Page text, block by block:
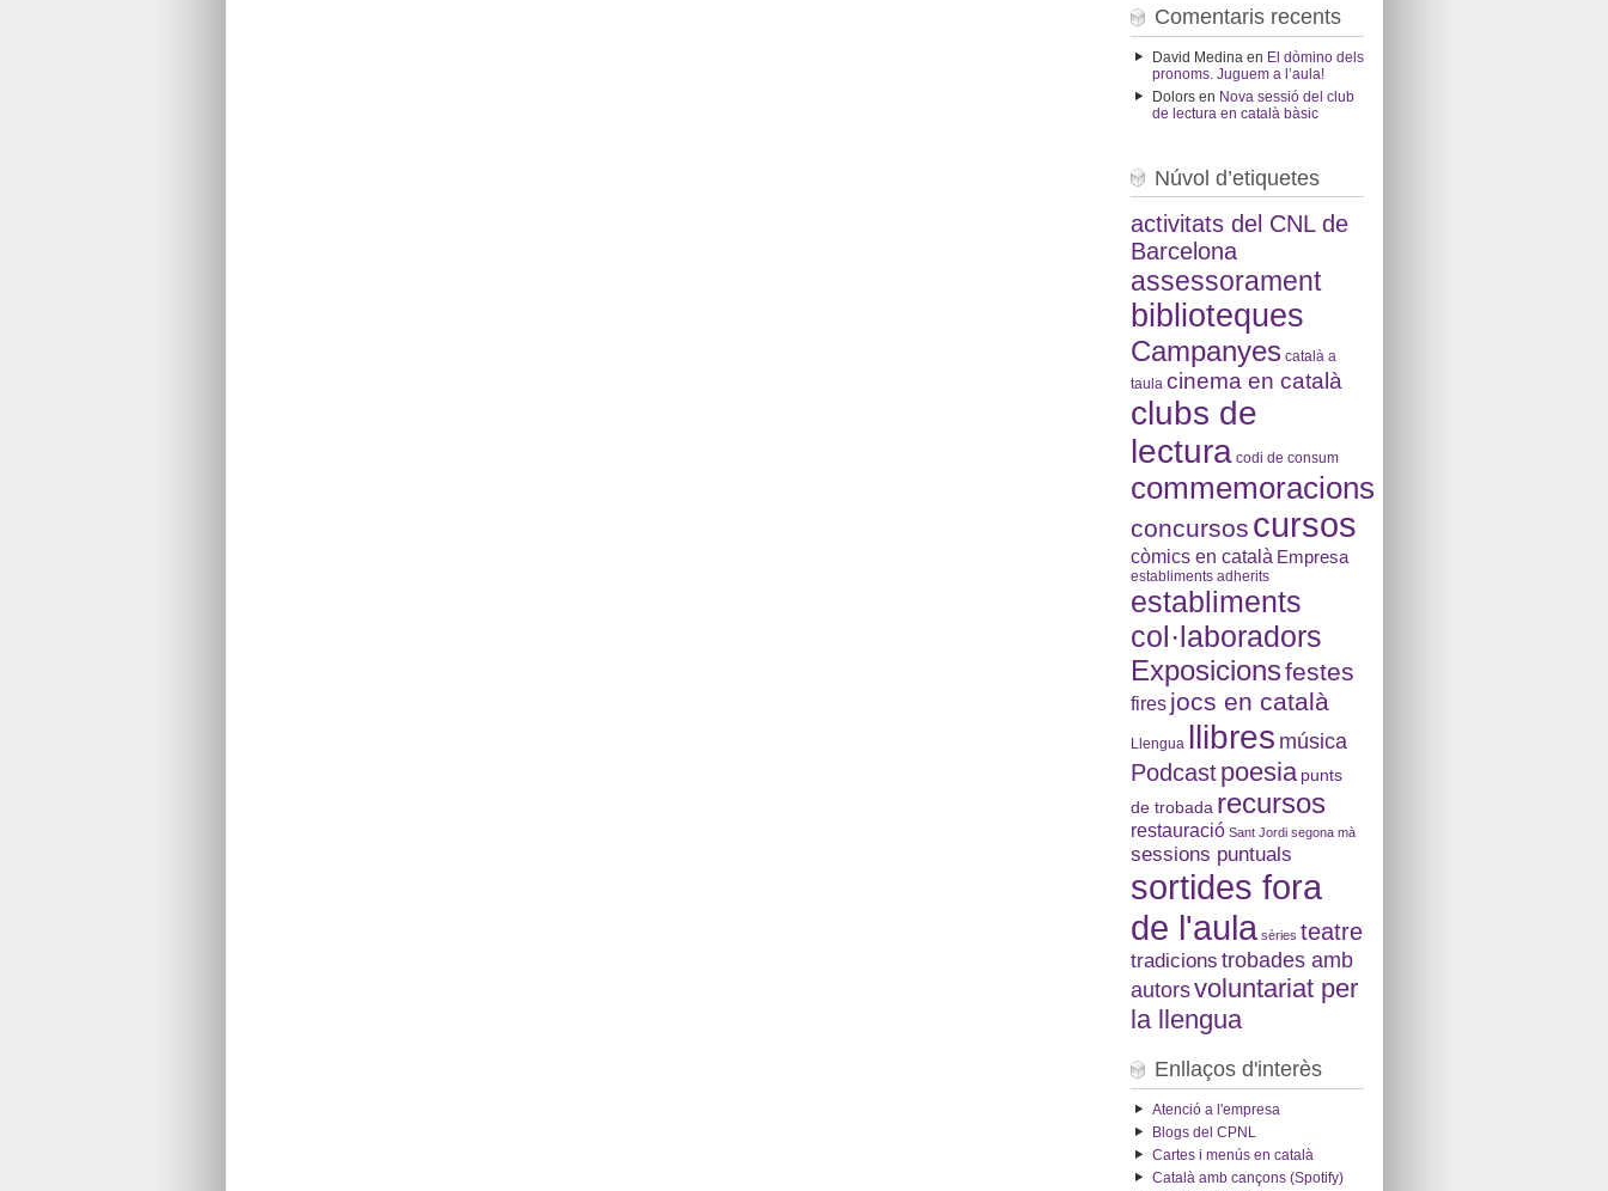
Comentaris recents
David Medinaen El dòmino dels
pronoms. Juguem a l’aula!
Dolorsen Nova sessió del club
de lectura en català bàsic
Núvol d’etiquetes
activitats del CNL de
Barcelona
assessorament
biblioteques
Campanyes català a
taula cinema en català
clubs de
lectura codi de consum
commemoracions
concursos cursos
còmics en català Empresa
establiments adherits
establiments
col·laboradors
Exposicionsfestes
fires jocs en català
Llengua llibres música
Podcast poesia punts
de trobada recursos
restauració Sant Jordi segona mà
sessions puntuals
sortides fora
de l'aula sèries teatre
tradicions trobades amb
autorsvoluntariat per
la llengua
Enllaços d'interès
Atenció a l'empresa
Blogs del CPNL
Cartes i menús en català
Català amb cançons (Spotify)